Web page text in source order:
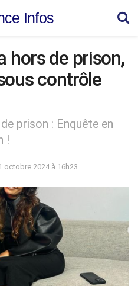
Infos
hors de prison,
contrôle
prison : Enquête en
!
octobre 2024 à 16h23